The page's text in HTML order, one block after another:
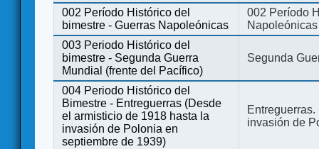
002 Período Histórico del
bimestre - Guerras Napoleónicas
002 Período
Napoleónicas
003 Periodo Histórico del
bimestre - Segunda Guerra
Mundial (frente del Pacífico)
Segunda
004 Periodo Histórico del
Bimestre - Entreguerras (Desde
el armisticio de 1918 hasta la
invasión de Polonia en
septiembre de 1939)
invasión de